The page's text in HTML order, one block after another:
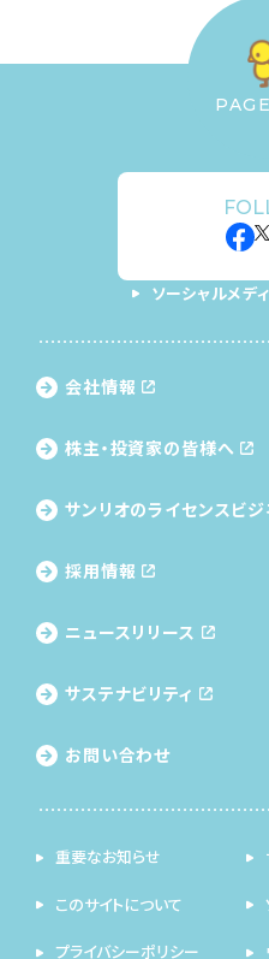
ソーシャルメデ
会社情報
株主・投資家の皆様へ
サンリオのライセンス ビ
採用情報
ニュースリリース
サステナビリティ
お問い合わせ
重要なお知らせ
このサイトについて
プライバシーポリシー